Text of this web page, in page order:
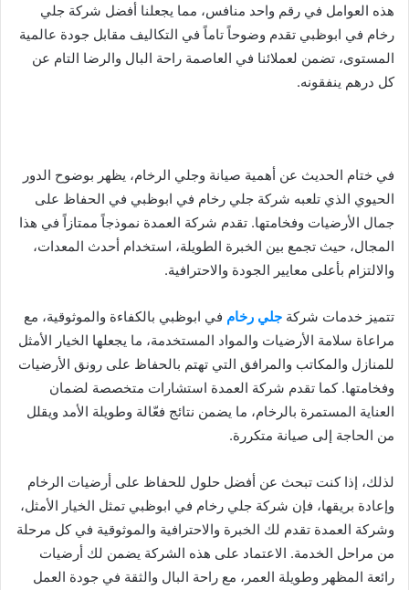
هذه العوامل في رقم واحد منافس، مما يجعلنا أفضل شركة جلي
رخام في ابوظبي تقدم وضوحاً تاماً في التكاليف مقابل جودة عالمية
المستوى، تضمن لعملائنا في العاصمة راحة البال والرضا التام عن
كل درهم ينفقونه.
في ختام الحديث عن أهمية صيانة وجلي الرخام، يظهر بوضوح الدور
الحيوي الذي تلعبه شركة جلي رخام في ابوظبي في الحفاظ على
جمال الأرضيات وفخامتها. تقدم شركة العمدة نموذجاً ممتازاً في هذا
المجال، حيث تجمع بين الخبرة الطويلة، استخدام أحدث المعدات،
والالتزام بأعلى معايير الجودة والاحترافية.
تتميز خدمات شركة جلي رخام في ابوظبي بالكفاءة والموثوقية، مع
مراعاة سلامة الأرضيات والمواد المستخدمة، ما يجعلها الخيار الأمثل
للمنازل والمكاتب والمرافق التي تهتم بالحفاظ على رونق الأرضيات
وفخامتها. كما تقدم شركة العمدة استشارات متخصصة لضمان
العناية المستمرة بالرخام، ما يضمن نتائج فعّالة وطويلة الأمد ويقلل
من الحاجة إلى صيانة متكررة.
لذلك، إذا كنت تبحث عن أفضل حلول للحفاظ على أرضيات الرخام
وإعادة بريقها، فإن شركة جلي رخام في ابوظبي تمثل الخيار الأمثل،
وشركة العمدة تقدم لك الخبرة والاحترافية والموثوقية في كل مرحلة
من مراحل الخدمة. الاعتماد على هذه الشركة يضمن لك أرضيات
رائعة المظهر وطويلة العمر، مع راحة البال والثقة في جودة العمل